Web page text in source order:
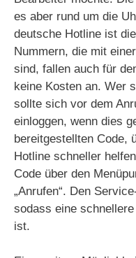
es aber rund um die
deutsche Hotline ist die
Nummern, die mit
sind, fallen auch für
keine Kosten an. Wer
sollte sich vor dem
einloggen, wenn dies
bereitgestellten Code,
Hotline schneller
Code über den
„Anrufen“. Den
sodass eine
ist.